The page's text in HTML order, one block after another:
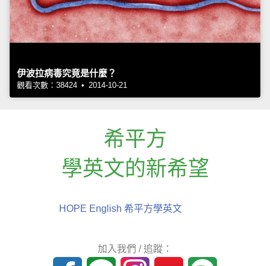
伊波拉病毒究竟是什麼？
觀看次數：38424 • 2014-10-21
希平方
學英文的新希望
HOPE English 希平方學英文
加入我們 / 追蹤：